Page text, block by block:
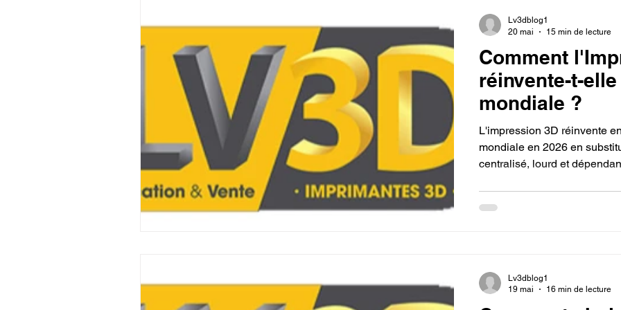
Comment
réinvente-t-
mondiale ?
L'impression 3D réinvente
mondiale en 2026 en
centralisé, lourd et
l'obligation d'investir dans
Lv3dblog1
20 mai
15 min de lecture
Lv3dblog1
19 mai
16 min de lecture